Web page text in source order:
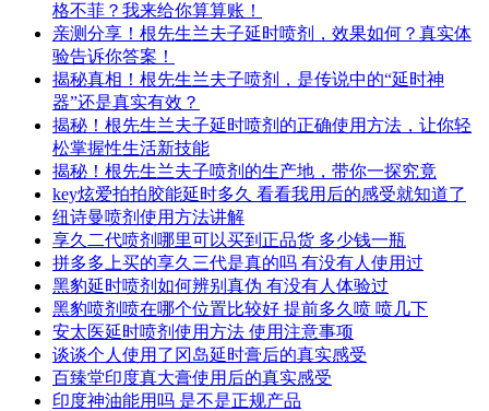
格不菲？我来给你算算账！
亲测分享！根先生兰夫子延时喷剂，效果如何？真实体
验告诉你答案！
揭秘真相！根先生兰夫子喷剂，是传说中的“延时神
器”还是真实有效？
揭秘！根先生兰夫子延时喷剂的正确使用方法，让你轻
松掌握性生活新技能
揭秘！根先生兰夫子喷剂的生产地，带你一探究竟
key炫爱拍拍胶能延时多久 看看我用后的感受就知道了
纽诗曼喷剂使用方法讲解
享久二代喷剂哪里可以买到正品货 多少钱一瓶
拼多多上买的享久三代是真的吗 有没有人使用过
黑豹延时喷剂如何辨别真伪 有没有人体验过
黑豹喷剂喷在哪个位置比较好 提前多久喷 喷几下
安太医延时喷剂使用方法 使用注意事项
谈谈个人使用了冈岛延时膏后的真实感受
百臻堂印度真大膏使用后的真实感受
印度神油能用吗 是不是正规产品